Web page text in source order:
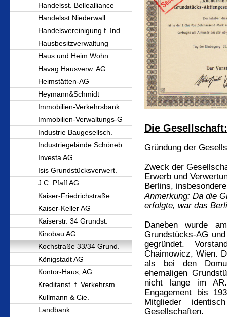
Handelsst. Bellealliance
Handelsst.Niederwall
Handelsvereinigung f. Ind.
Hausbesitzverwaltung
Haus und Heim Wohn.
Havag Hausverw. AG
Heimstätten-AG
Heymann&Schmidt
Immobilien-Verkehrsbank
Immobilien-Verwaltungs-G
Industrie Baugesellsch.
Industriegelände Schöneb.
Investa AG
Isis Grundstücksverwert.
J.C. Pfaff AG
Kaiser-Friedrichstraße
Kaiser-Keller AG
Kaiserstr. 34 Grundst.
Kinobau AG
Kochstraße 33/34 Grund.
Königstadt AG
Kontor-Haus, AG
Kreditanst. f. Verkehrsm.
Kullmann & Cie.
Landbank
Die Gesellschaft:
Gründung der
Zweck der
Erwerb und
Berlins,
Anmerkung: Da die
erfolgte, war das
Daneben wurde
Grundstücks-AG
gegründet.
Chaimowicz, Wien.
als bei den
ehemaligen
nicht lange im
Engagement bis
Mitglieder
Gesellschaften.